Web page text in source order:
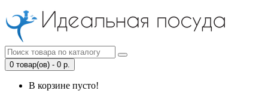
0 товар(ов) - 0 р.
В корзине пусто!